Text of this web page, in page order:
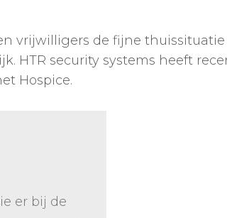
vrijwilligers de fijne
HTR security systems heeft
Hospice.
er bij de